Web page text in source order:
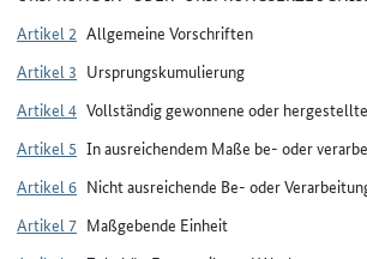
Artikel 2 Allgemeine Vorschriften
Artikel 3 Ursprungskumulierung
Artikel 4 Vollständig gewonnene oder
Artikel 5 In ausreichendem Maße be- oder
Artikel 6 Nicht ausreichende Be- oder
Artikel 7 Maßgebende Einheit